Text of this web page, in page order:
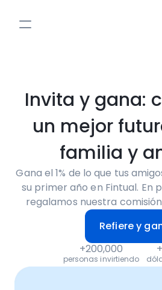
PPR
Nosotros
Fintualist
Entrar
Invita y gana:
un mejor
familia y
Gana el 1% de lo que tus
su primer año en Fintual. En
regalamos nuestra
Refiere y
+200,000
personas invirtiendo